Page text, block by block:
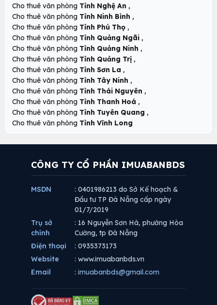
Cho thuê văn phòng Tỉnh Nghệ An ,
Cho thuê văn phòng Tỉnh Ninh Bình ,
Cho thuê văn phòng Tỉnh Phú Thọ ,
Cho thuê văn phòng Tỉnh Quảng Ngãi ,
Cho thuê văn phòng Tỉnh Quảng Ninh ,
Cho thuê văn phòng Tỉnh Quảng Trị ,
Cho thuê văn phòng Tỉnh Sơn La ,
Cho thuê văn phòng Tỉnh Tây Ninh ,
Cho thuê văn phòng Tỉnh Thái Nguyên ,
Cho thuê văn phòng Tỉnh Thanh Hoá ,
Cho thuê văn phòng Tỉnh Tuyên Quang ,
Cho thuê văn phòng Tỉnh Vĩnh Long
CÔNG TY CỔ PHẦN IMUABANBDS
MSDN
: 0401986213 do Sở Kế hoạch &
Đầu tư TP Đà Nẵng cấp ngày
01/7/2019
Trụ sở
chính
: 16 Nguyễn Sơn Hà, phường Hòa
Cường, tp Đà Nẵng
Điện thoại
: 0935373173
Website
: www.imuabanbds.vn
Email
: imuabanbds@gmail.com